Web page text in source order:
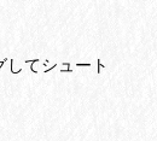
シュート